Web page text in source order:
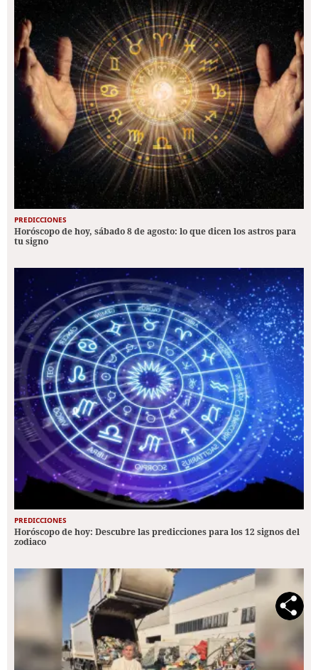
PREDICCIONES
Horóscopo de hoy, sábado 8 de agosto: lo que dicen los astros para
tu signo
PREDICCIONES
Horóscopo de hoy: Descubre las predicciones para los 12 signos del
zodiaco